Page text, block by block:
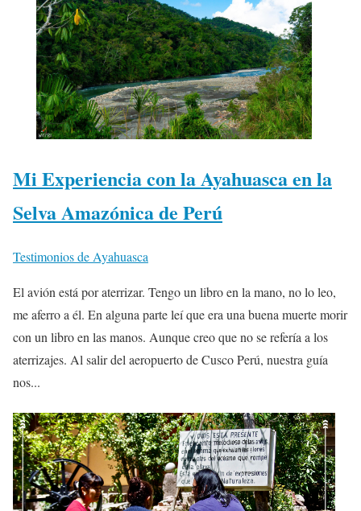
Mi Experiencia con la Ayahuasca en la
Selva Amazónica de Perú
Testimonios de Ayahuasca
El avión está por aterrizar. Tengo un libro en la mano, no lo leo,
me aferro a él. En alguna parte leí que era una buena muerte morir
con un libro en las manos. Aunque creo que no se refería a los
aterrizajes. Al salir del aeropuerto de Cusco Perú, nuestra guía
nos...